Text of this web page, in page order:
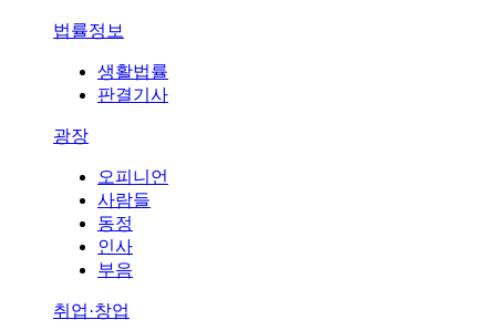
법률정보
생활법률
판결기사
광장
오피니언
사람들
동정
인사
부음
취업·창업